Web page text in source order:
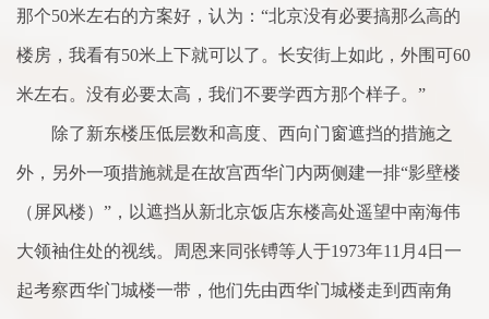
那个50米左右的方案好，认为：“北京没有必要搞那么高的
楼房，我看有50米上下就可以了。长安街上如此，外围可60
米左右。没有必要太高，我们不要学西方那个样子。”
除了新东楼压低层数和高度、西向门窗遮挡的措施之
外，另外一项措施就是在故宫西华门内两侧建一排“影壁楼
（屏风楼）”，以遮挡从新北京饭店东楼高处遥望中南海伟
大领袖住处的视线。周恩来同张镈等人于1973年11月4日一
起考察西华门城楼一带，他们先由西华门城楼走到西南角